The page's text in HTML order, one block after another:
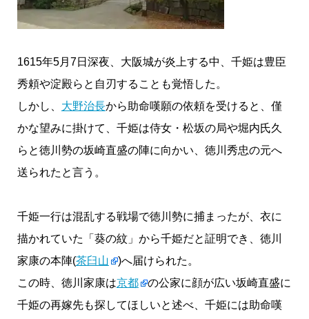
1615年5月7日深夜、大阪城が炎上する中、千姫は豊臣
秀頼や淀殿らと自刃することも覚悟した。
しかし、 大野治長から助命嘆願の依頼を受けると、僅
かな望みに掛けて、千姫は侍女・松坂の局や堀内氏久
らと徳川勢の坂崎直盛の陣に向かい、徳川秀忠の元へ
送られたと言う。
千姫一行は混乱する戦場で徳川勢に捕まったが、衣に
描かれていた「葵の紋」から千姫だと証明でき、徳川
家康の本陣(茶臼山
)へ届けられた。
この時、徳川家康は京都
の公家に顔が広い坂崎直盛に
千姫の再嫁先も探してほしいと述べ、千姫には助命嘆